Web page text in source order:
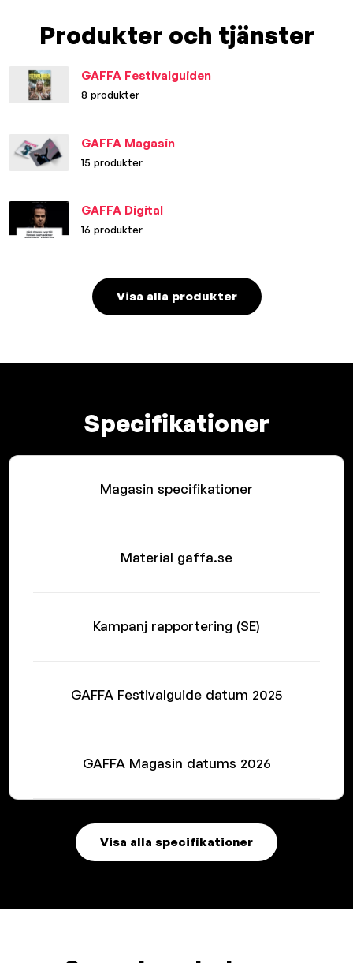
Produkter och tjänster
GAFFA Festivalguiden
8 produkter
GAFFA Magasin
15 produkter
GAFFA Digital
16 produkter
Visa alla produkter
Specifikationer
Magasin specifikationer
Material gaffa.se
Kampanj rapportering (SE)
GAFFA Festivalguide datum 2025
GAFFA Magasin datums 2026
Visa alla specifikationer